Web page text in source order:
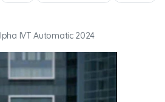
IVT Automatic 2024